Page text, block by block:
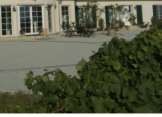
& Events
& Service